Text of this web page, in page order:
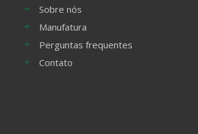
Sobre nós
Manufatura
Perguntas frequentes
Contato